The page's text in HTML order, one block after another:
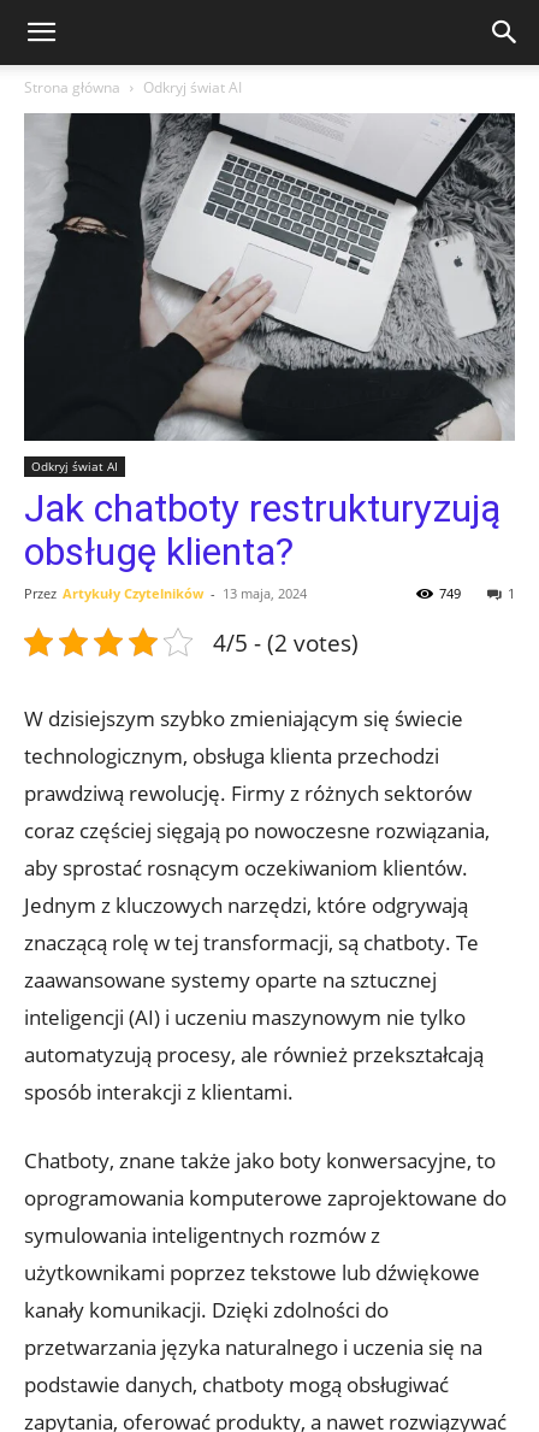
Strona główna Odkryj świat AI
Odkryj świat AI
Jak chatboty restrukturyzują
obsługę klienta?
Przez Artykuły Czytelników - 13 maja, 2024 1
749
4/5 - (2 votes)
W dzisiejszym szybko zmieniającym się świecie
technologicznym, obsługa klienta przechodzi
prawdziwą rewolucję. Firmy z różnych sektorów
coraz częściej sięgają po nowoczesne rozwiązania,
aby sprostać rosnącym oczekiwaniom klientów.
Jednym z kluczowych narzędzi, które odgrywają
znaczącą rolę w tej transformacji, są chatboty. Te
zaawansowane systemy oparte na sztucznej
inteligencji (AI) i uczeniu maszynowym nie tylko
automatyzują procesy, ale również przekształcają
sposób interakcji z klientami.
Chatboty, znane także jako boty konwersacyjne, to
oprogramowania komputerowe zaprojektowane do
symulowania inteligentnych rozmów z
użytkownikami poprzez tekstowe lub dźwiękowe
kanały komunikacji. Dzięki zdolności do
przetwarzania języka naturalnego i uczenia się na
podstawie danych, chatboty mogą obsługiwać
zapytania, oferować produkty, a nawet rozwiązywać